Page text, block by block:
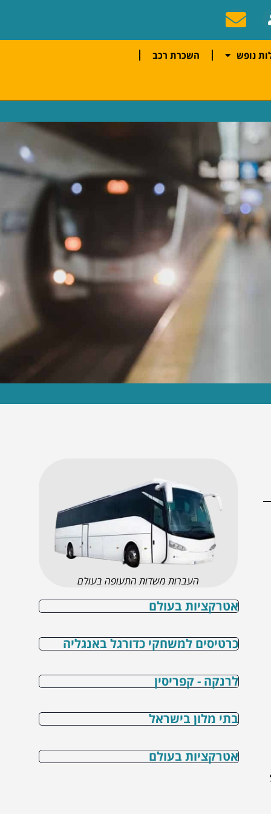
נופש השכרת רכב
העברות משדות התעופה בעולם
אטרקציות בעולם
כרטיסים למשחקי כדורגל באנגליה
לרנקה - קפריסין
בתי מלון בישראל
אטרקציות בעולם